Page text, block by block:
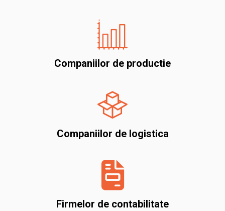
Companiilor de productie
Companiilor de logistica
Firmelor de contabilitate